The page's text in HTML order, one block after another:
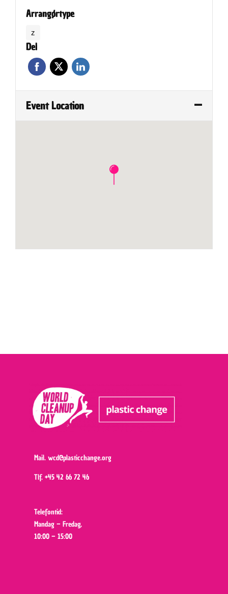
Arrangørtype
z
Del
Event Location
Mail.wcd@plasticchange.org
Tlf.+45 42 66 72 46
Telefontid:
Mandag – Fredag,
10:00 – 15:00